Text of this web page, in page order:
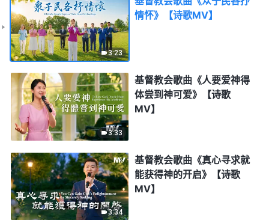
3:23
情怀》【诗歌MV】
3:33
基督教会歌曲《人要爱神得
体尝到神可爱》【诗歌
MV】
3:34
基督教会歌曲《真心寻求就
能获得神的开启》【诗歌
MV】